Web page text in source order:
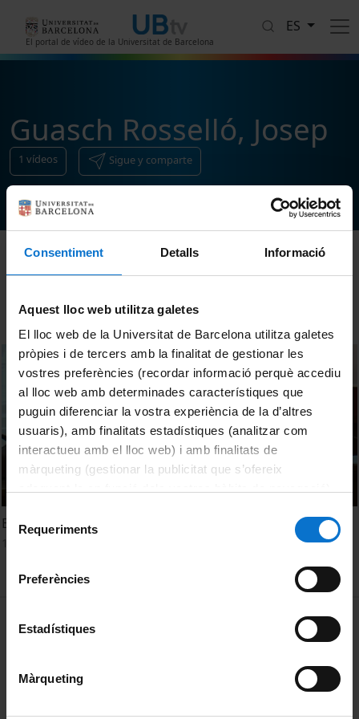
Consentiment Detalls Informació
Aquest lloc web utilitza galetes
El lloc web de la Universitat de Barcelona utilitza galetes
pròpies i de tercers amb la finalitat de gestionar les
vostres preferències (recordar informació perquè accediu
al lloc web amb determinades característiques que
puguin diferenciar la vostra experiència de la d’altres
usuaris), amb finalitats estadístiques (analitzar com
interactueu amb el lloc web) i amb finalitats de
màrqueting (gestionar la publicitat que s’ofereix
consultar laPolítica de galetes del lloc web de la
de Requeriments
Preferències
Estadístiques
Màrqueting
El portal de vídeo de la Universitat de Barcelona
ES
Guasch Rosselló, Josep
1 vídeos Sigue y comparte
Ordenar
El medicament: un dret segrestat?
MENÚ PEU 1
Política de Cookies
Privacidad y términos